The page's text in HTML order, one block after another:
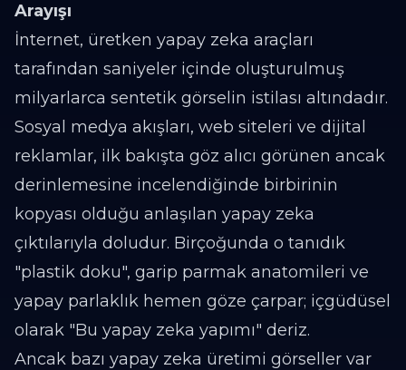
Arayışı
İnternet, üretken yapay zeka araçları
tarafından saniyeler içinde oluşturulmuş
milyarlarca sentetik görselin istilası altındadır.
Sosyal medya akışları, web siteleri ve dijital
reklamlar, ilk bakışta göz alıcı görünen ancak
derinlemesine incelendiğinde birbirinin
kopyası olduğu anlaşılan yapay zeka
çıktılarıyla doludur. Birçoğunda o tanıdık
"plastik doku", garip parmak anatomileri ve
yapay parlaklık hemen göze çarpar; içgüdüsel
olarak "Bu yapay zeka yapımı" deriz.
Ancak bazı yapay zeka üretimi görseller var